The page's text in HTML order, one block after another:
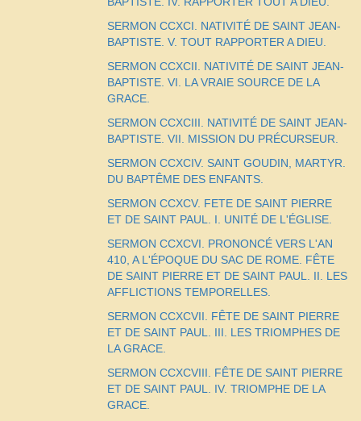
SERMON CCXCI. NATIVITÉ DE SAINT JEAN-
BAPTISTE. V. TOUT RAPPORTER A DIEU.
SERMON CCXCII. NATIVITÉ DE SAINT JEAN-
BAPTISTE. VI. LA VRAIE SOURCE DE LA
GRACE.
SERMON CCXCIII. NATIVITÉ DE SAINT JEAN-
BAPTISTE. VII. MISSION DU PRÉCURSEUR.
SERMON CCXCIV. SAINT GOUDIN, MARTYR.
DU BAPTÊME DES ENFANTS.
SERMON CCXCV. FETE DE SAINT PIERRE
ET DE SAINT PAUL. I. UNITÉ DE L'ÉGLISE.
SERMON CCXCVI. PRONONCÉ VERS L'AN
410, A L'ÉPOQUE DU SAC DE ROME. FÊTE
DE SAINT PIERRE ET DE SAINT PAUL. II. LES
AFFLICTIONS TEMPORELLES.
SERMON CCXCVII. FÊTE DE SAINT PIERRE
ET DE SAINT PAUL. III. LES TRIOMPHES DE
LA GRACE.
SERMON CCXCVIII. FÊTE DE SAINT PIERRE
ET DE SAINT PAUL. IV. TRIOMPHE DE LA
GRACE.